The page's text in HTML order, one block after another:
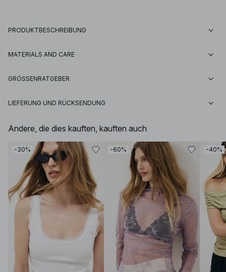
PRODUKTBESCHREIBUNG
MATERIALS AND CARE
GRÖSSENRATGEBER
LIEFERUNG UND RÜCKSENDUNG
Andere, die dies kauften, kauften auch
-30% -60% -40%